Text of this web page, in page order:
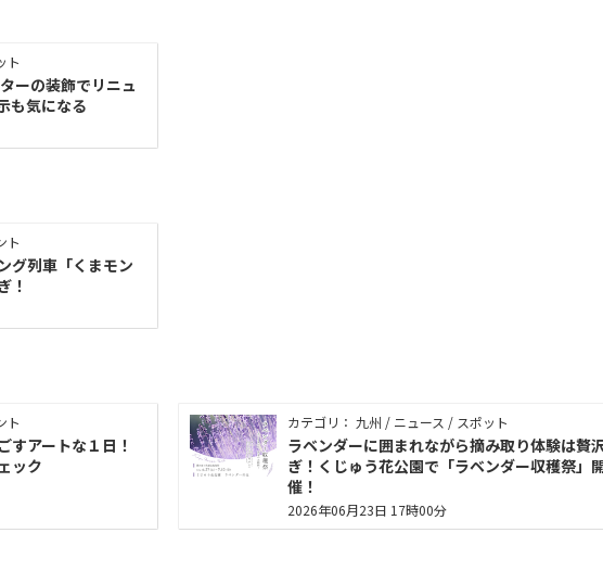
ト
ーの装飾でリニュ
も気になる
ト
グ列車「くまモン
！
ト
すアートな１日！
ック
カテゴリ： 九州 / ニュース / スポット
ラベンダーに囲まれながら摘み取り体験は贅
ぎ！くじゅう花公園で「ラベンダー収穫祭」
催！
2026年06月23日 17時00分